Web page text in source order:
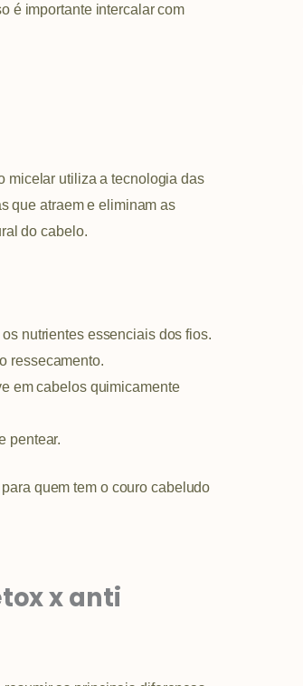
é importante intercalar com
micelar utiliza a tecnologia das
que atraem e eliminam as
do cabelo.
nutrientes essenciais dos fios.
ressecamento.
em cabelos quimicamente
pentear.
quem tem o couro cabeludo
x anti